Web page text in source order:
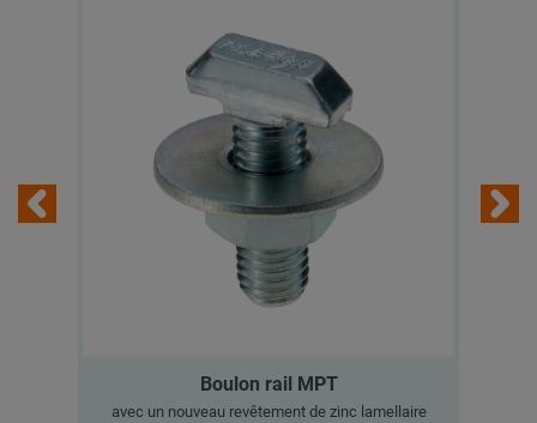
Boulon rail MPT
avec un nouveau revêtement de zinc lamellaire